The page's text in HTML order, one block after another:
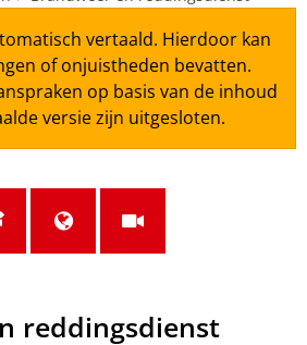
vertaald. Hierdoor kan
of onjuistheden bevatten.
op basis van de inhoud
versie zijn uitgesloten.
reddingsdienst